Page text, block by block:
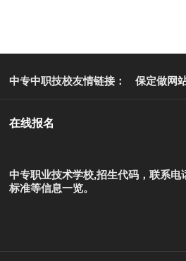
中专中职技校友情链接： 保定做网
在线报名
中专职业技术学校,招生代码，联系
标准等信息一览。